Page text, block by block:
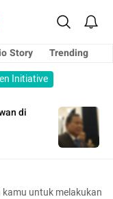
Story
Trending
Initiative
di
untuk melakukan